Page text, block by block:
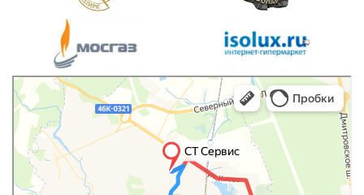
Яндекс.Карты
Яндекс.Карты — транспорт, навигация, поиск мест